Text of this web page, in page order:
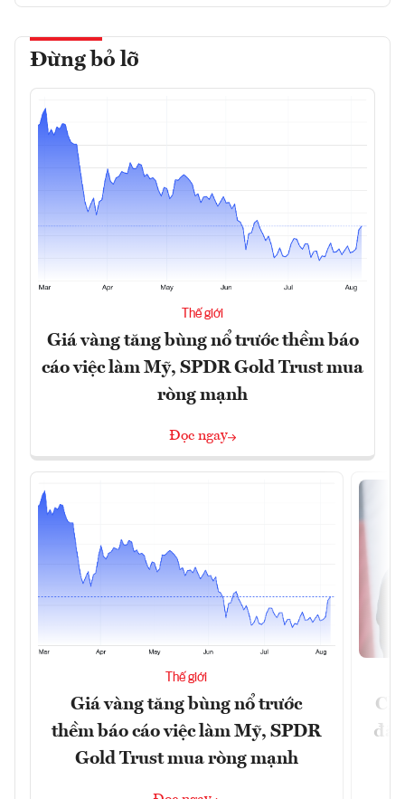
Đừng bỏ lỡ
Thế giới
Giá vàng tăng bùng nổ trước thềm báo
cáo việc làm Mỹ, SPDR Gold Trust mua
ròng mạnh
Đọc ngay
Thế giới
Giá vàng tăng bùng nổ trước
thềm báo cáo việc làm Mỹ, SPDR
Gold Trust mua ròng mạnh
đã